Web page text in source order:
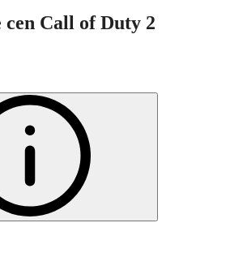
cen Call of Duty 2